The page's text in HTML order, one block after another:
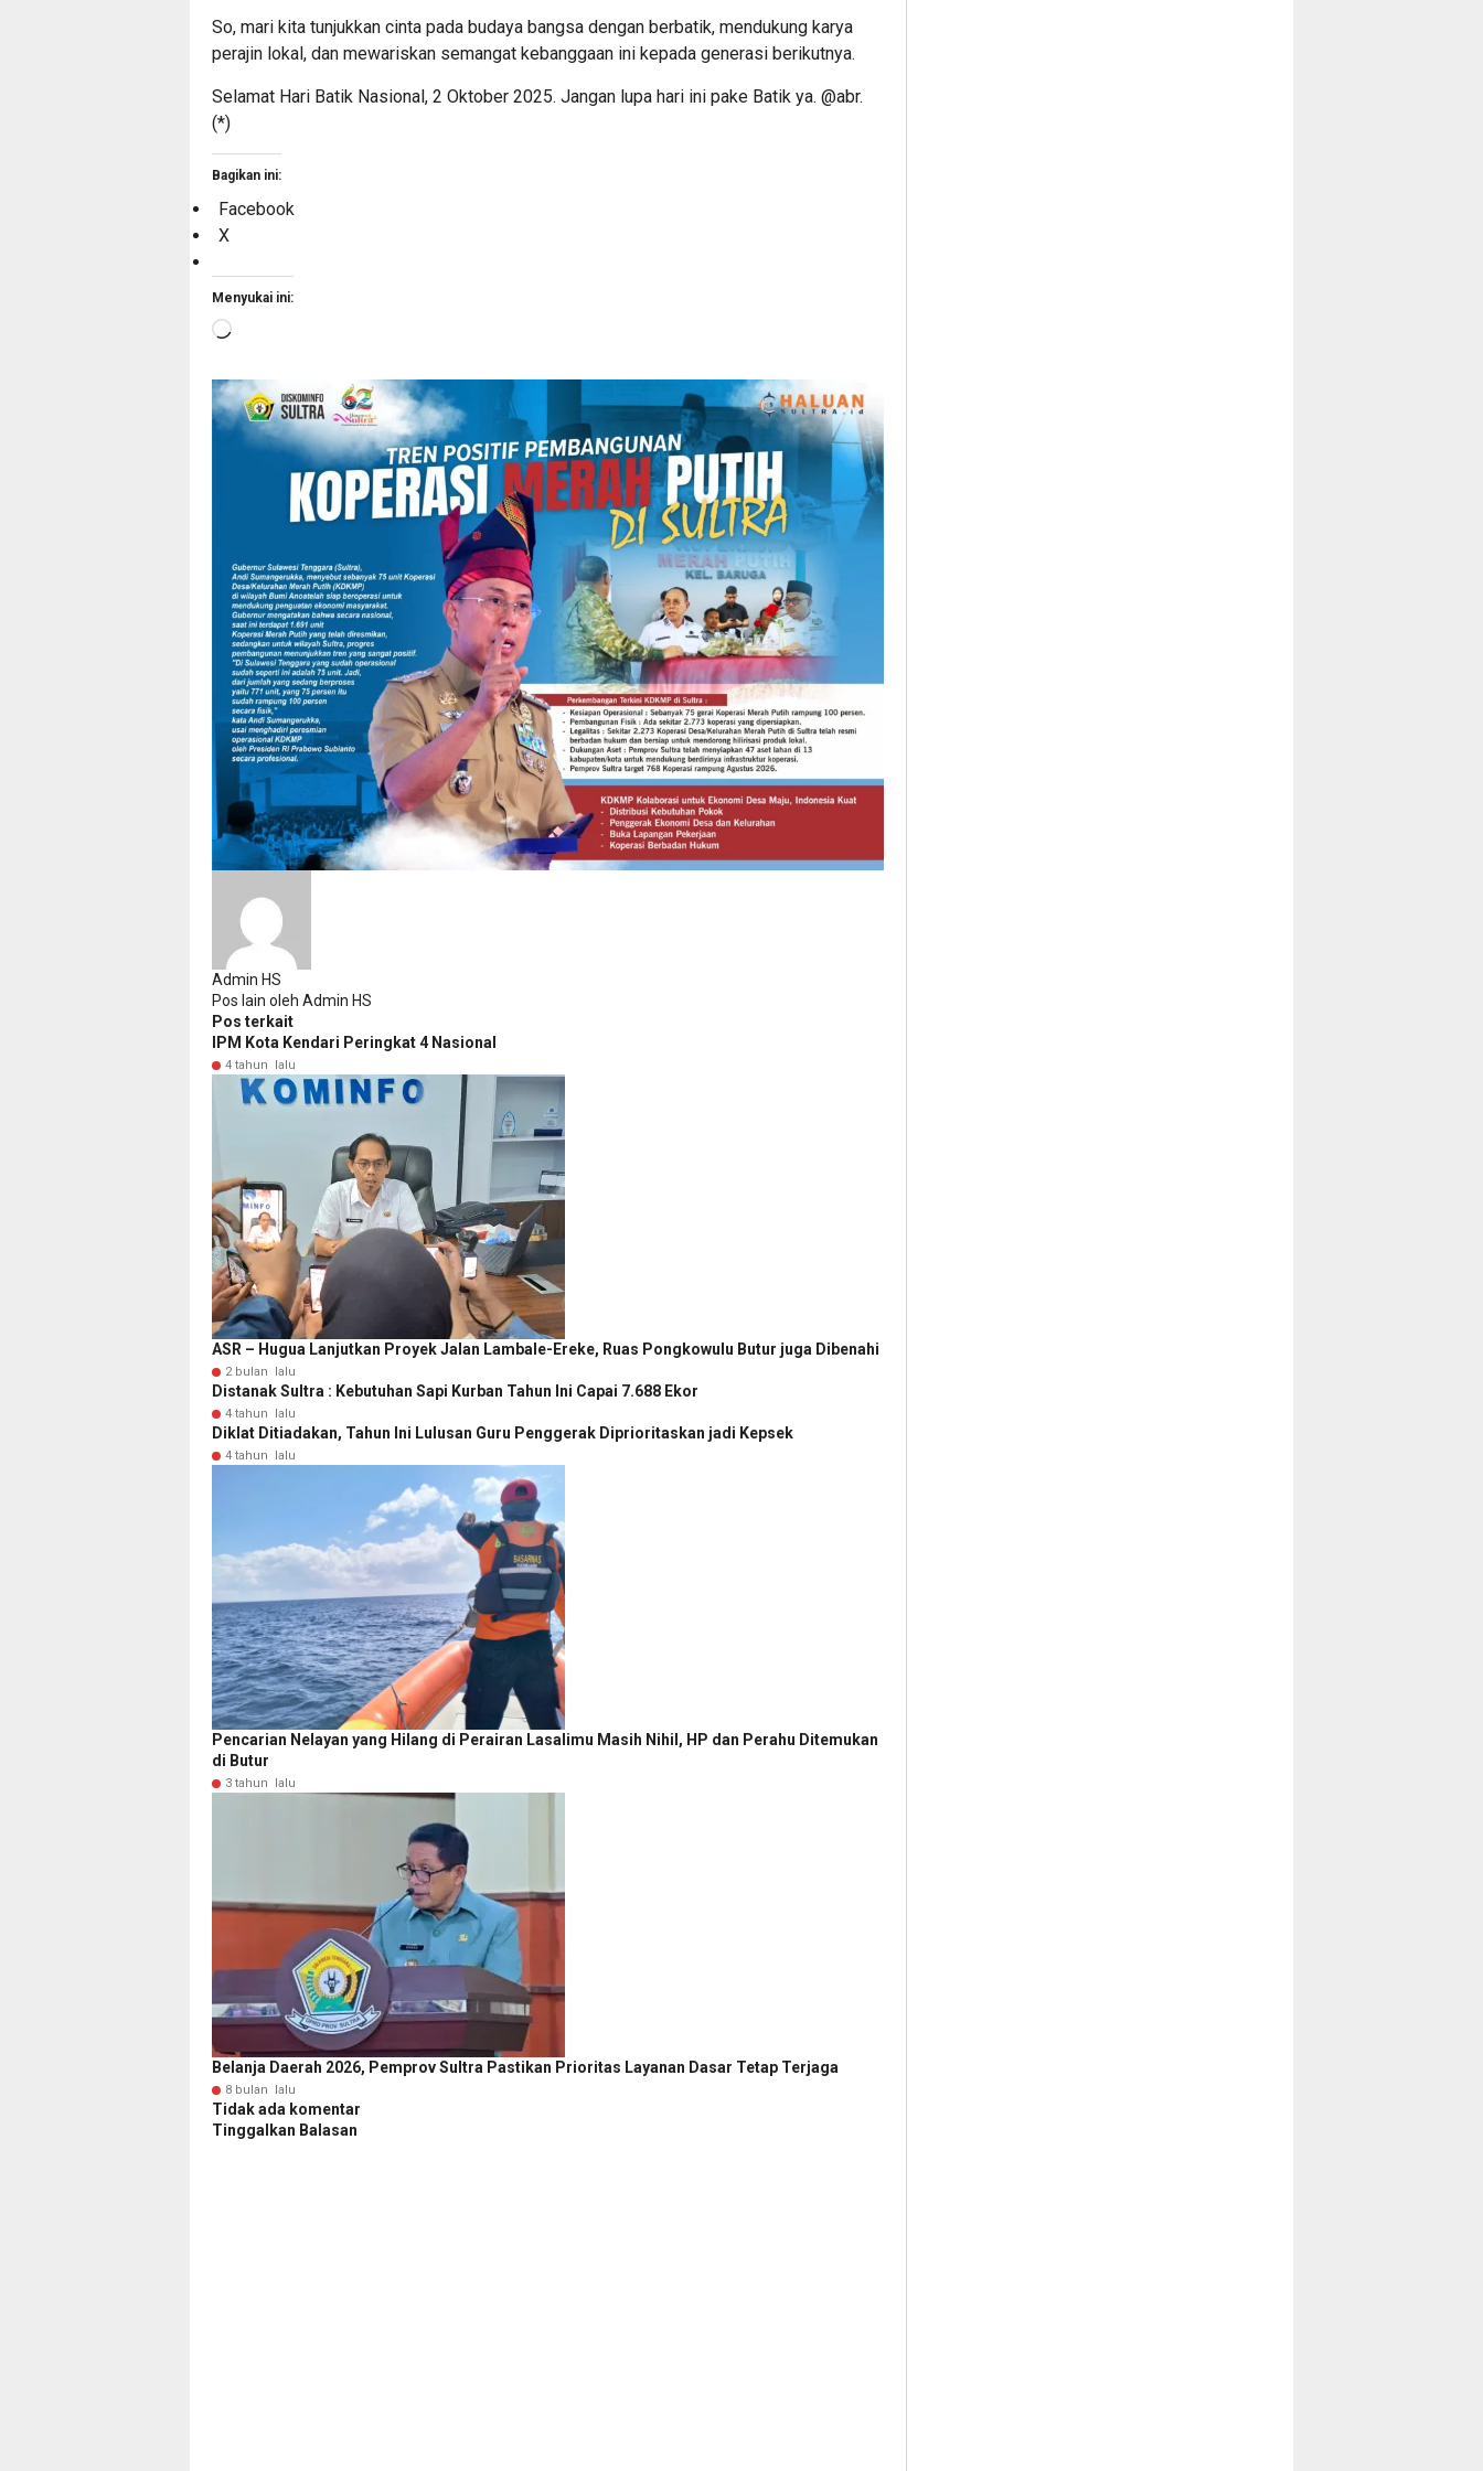
So, mari kita tunjukkan cinta pada budaya bangsa dengan berbatik, mendukung karya
perajin lokal, dan mewariskan semangat kebanggaan ini kepada generasi berikutnya.
Selamat Hari Batik Nasional, 2 Oktober 2025. Jangan lupa hari ini pake Batik ya. @abr.
(*)
Bagikan ini:
Facebook
X
Menyukai ini:
Memuat...
Admin HS
Pos lain oleh Admin HS
Pos terkait
IPM Kota Kendari Peringkat 4 Nasional
4 tahun lalu
ASR – Hugua Lanjutkan Proyek Jalan Lambale-Ereke, Ruas Pongkowulu Butur juga Dibenahi
2 bulan lalu
Distanak Sultra : Kebutuhan Sapi Kurban Tahun Ini Capai 7.688 Ekor
4 tahun lalu
Diklat Ditiadakan, Tahun Ini Lulusan Guru Penggerak Diprioritaskan jadi Kepsek
4 tahun lalu
Pencarian Nelayan yang Hilang di Perairan Lasalimu Masih Nihil, HP dan Perahu Ditemukan
di Butur
3 tahun lalu
Belanja Daerah 2026, Pemprov Sultra Pastikan Prioritas Layanan Dasar Tetap Terjaga
8 bulan lalu
Tidak ada komentar
Tinggalkan Balasan